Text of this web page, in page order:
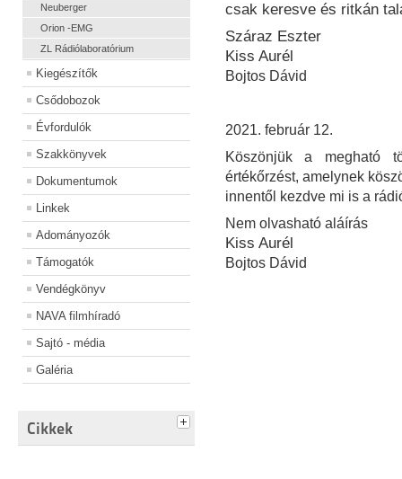
Neuberger
Orion -EMG
ZL Rádiólaboratórium
Kiegészítők
Csődobozok
Évfordulók
Szakkönyvek
Dokumentumok
Linkek
Adományozók
Támogatók
Vendégkönyv
NAVA filmhíradó
Sajtó - média
Galéria
Cikkek
csak keresve és ritkán
Száraz Eszter
Kiss Aurél
Bojtos Dávid
2021. február 12.
Köszönjük a megható
értékőrzést, amelynek
innentől kezdve mi is a
Nem olvasható aláírás
Kiss Aurél
Bojtos Dávid